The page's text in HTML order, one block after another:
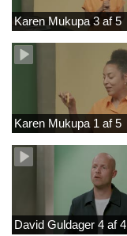
Karen Mukupa 3 af 5
Karen Mukupa 1 af 5
David Guldager 4 af 4